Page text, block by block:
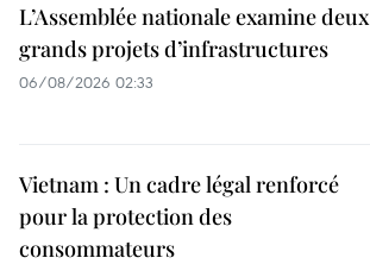
L’Assemblée nationale examine deux
grands projets d’infrastructures
06/08/2026 02:33
Vietnam : Un cadre légal renforcé
pour la protection des
consommateurs